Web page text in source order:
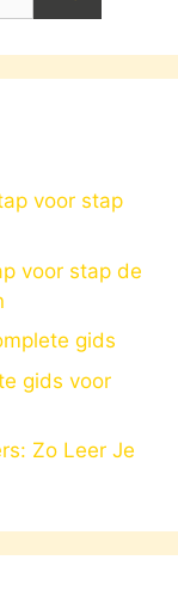
voor stap
voor stap de
gids
gids voor
Zo Leer Je